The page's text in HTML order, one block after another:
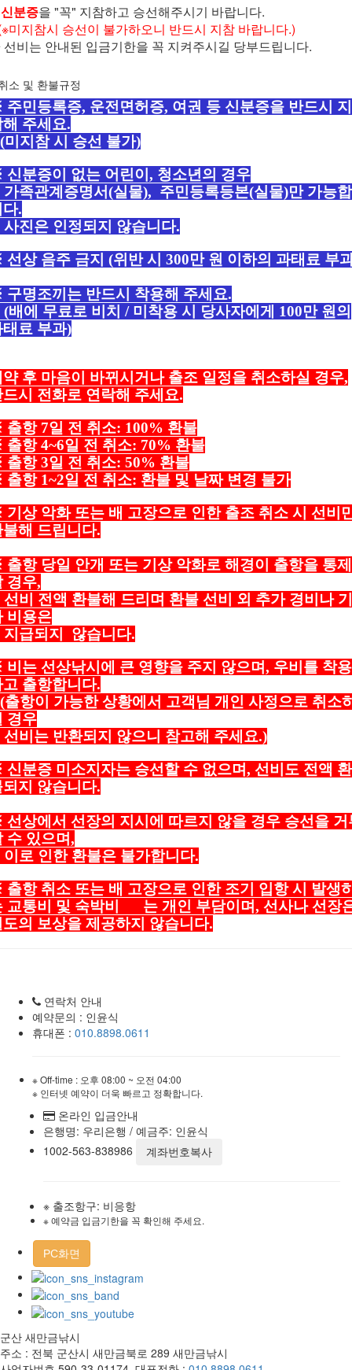
신분증을 "꼭" 지참하고 승선해주시기 바랍니다.
지참시 승선이 불가하오니 반드시 지참 바랍니다.)
비는 안내된 입금기한을 꼭 지켜주시길 당부드립니다.
소 및 환불규정
민등록증, 운전면허증, 여권 등 신분증을 반드시 지
해 주세요.
지참 시 승선 불가)
분증이 없는 어린이, 청소년의 경우
족관계증명서(실물), 주민등록등본(실물)만 가능합
.
진은 인정되지 않습니다.
상 음주 금지 (위반 시 300만 원 이하의 과태료 부
명조끼는 반드시 착용해 주세요.
에 무료로 비치 / 미착용 시 당사자에게 100만 원의
태료 부과)
약 후 마음이 바뀌시거나 출조 일정을 취소하실 경우,
드시 전화로 연락해 주세요.
항 7일 전 취소: 100% 환불
항 4~6일 전 취소: 70% 환불
항 3일 전 취소: 50% 환불
항 1~2일 전 취소: 환불 및 날짜 변경 불가
상 악화 또는 배 고장으로 인한 출조 취소 시 선비
불해 드립니다.
항 당일 안개 또는 기상 악화로 해경이 출항을 통제
경우,
비 전액 환불해 드리며 환불 선비 외 추가 경비나 기
비용은
급되지 않습니다.
는 선상낚시에 큰 영향을 주지 않으며, 우비를 착용
고 출항합니다.
항이 가능한 상황에서 고객님 개인 사정으로 취소
경우
비는 반환되지 않으니 참고해 주세요.)
분증 미소지자는 승선할 수 없으며, 선비도 전액 환
되지 않습니다.
상에서 선장의 지시에 따르지 않을 경우 승선을 거
수 있으며,
로 인한 환불은 불가합니다.
항 취소 또는 배 고장으로 인한 조기 입항 시 발생
교통비 및 숙박비 는 개인 부담이며, 선사나 선장
도의 보상을 제공하지 않습니다.
연락처 안내
예약문의 : 인윤식
휴대폰 : 010.8898.0611
※ Off-time : 오후 08:00 ~ 오전 04:00
※ 인터넷 예약이 더욱 빠르고 정확합니다.
온라인 입금안내
은행명: 우리은행 / 예금주: 인윤식
1002-563-838986
계좌번호복사
※ 출조항구: 비응항
※ 예약금 입금기한을 꼭 확인해 주세요.
PC화면
군산 새만금낚시
주소 : 전북 군산시 새만금북로 289 새만금낚시